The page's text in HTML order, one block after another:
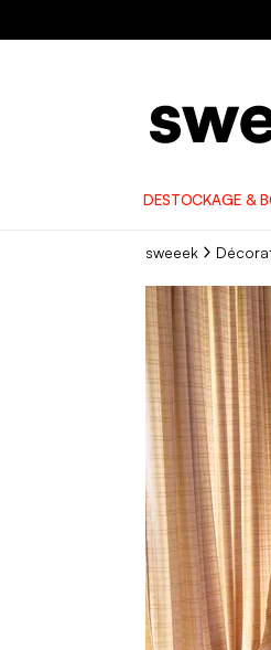
DESTOCKAGE &
sweeek